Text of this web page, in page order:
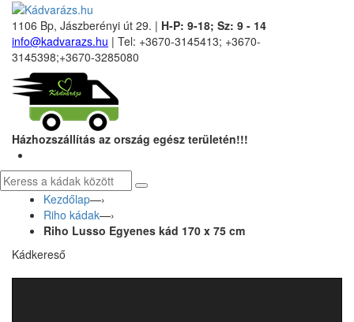
1106 Bp, Jászberényi út 29. | H-P: 9-18; Sz: 9 - 14
info@kadvarazs.hu | Tel: +3670-3145413; +3670-
3145398;+3670-3285080
Házhozszállítás az ország egész területén!!!
Kezdőlap—›
Riho kádak—›
Riho Lusso Egyenes kád 170 x 75 cm
Kádkereső